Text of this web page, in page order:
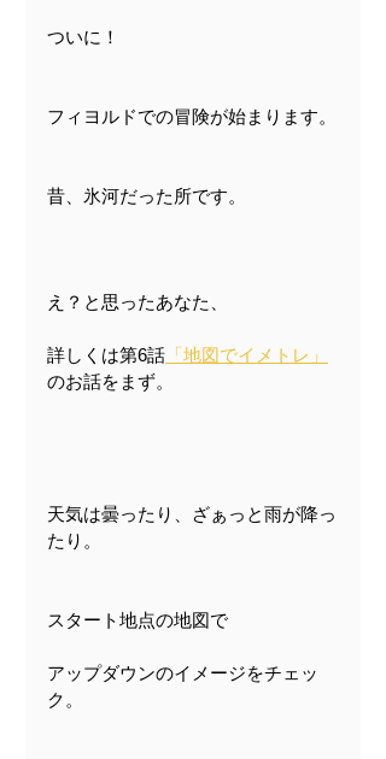
ついに！
フィヨルドでの冒険が始まります。
昔、氷河だった所です。
え？と思ったあなた、
詳しくは第6話 「地図でイメトレ」
のお話をまず。
天気は曇ったり、ざぁっと雨が降っ
たり。
スタート地点の地図で
アップダウンのイメージをチェッ
ク。